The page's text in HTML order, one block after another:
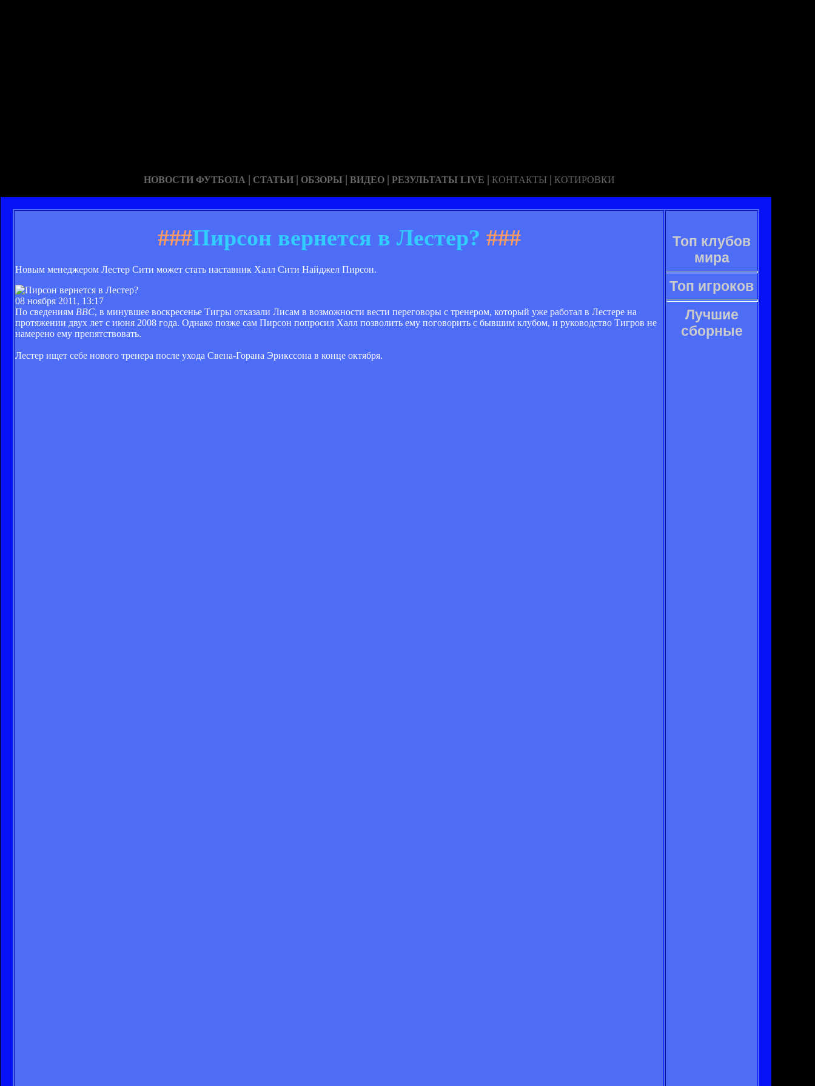
НОВОСТИ ФУТБОЛА | СТАТЬИ | ОБЗОРЫ | ВИДЕО | РЕЗУЛЬТАТЫ LIVE | КОНТАКТЫ | КОТИРОВКИ
###Пирсон вернется в Лестер? ###
Новым менеджером Лестер Сити может стать наставник Халл Сити Найджел Пирсон.
08 ноября 2011, 13:17
По сведениям BBC, в минувшее воскресенье Тигры отказали Лисам в возможности вести переговоры с тренером, который уже работал в Лестере на
протяжении двух лет с июня 2008 года. Однако позже сам Пирсон попросил Халл позволить ему поговорить с бывшим клубом, и руководство Тигров не
намерено ему препятствовать.
Лестер ищет себе нового тренера после ухода Свена-Горана Эрикссона в конце октября.
Топ клубов
мира
Топ игроков
Лучшие
сборные